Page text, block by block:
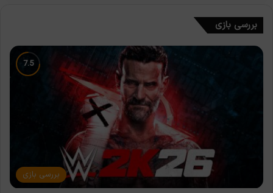
بررسی بازی
بررسی بازی